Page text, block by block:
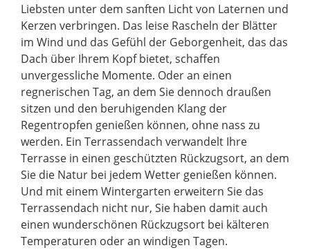
Liebsten unter dem sanften Licht von Laternen und
Kerzen verbringen. Das leise Rascheln der Blätter
im Wind und das Gefühl der Geborgenheit, das das
Dach über Ihrem Kopf bietet, schaffen
unvergessliche Momente. Oder an einen
regnerischen Tag, an dem Sie dennoch draußen
sitzen und den beruhigenden Klang der
Regentropfen genießen können, ohne nass zu
werden. Ein Terrassendach verwandelt Ihre
Terrasse in einen geschützten Rückzugsort, an dem
Sie die Natur bei jedem Wetter genießen können.
Und mit einem Wintergarten erweitern Sie das
Terrassendach nicht nur, Sie haben damit auch
einen wunderschönen Rückzugsort bei kälteren
Temperaturen oder an windigen Tagen.